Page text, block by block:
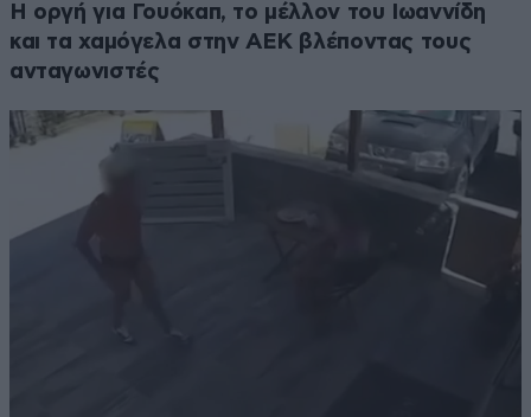
Η οργή για Γουόκαπ, το μέλλον του Ιωαννίδη
και τα χαμόγελα στην ΑΕΚ βλέποντας τους
ανταγωνιστές